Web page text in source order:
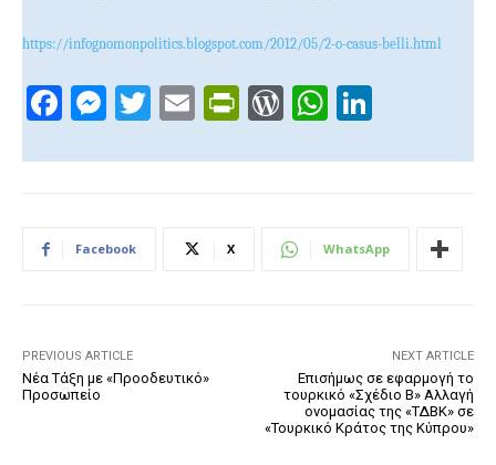
https://infognomonpolitics.blogspot.com/2012/05/2-o-casus-belli.html
F
c
b
k
M
ss
n
T
tt
E
ail
Pr
tF
W
d
e
W
at
A
k
dI
Facebook X WhatsApp
PREVIOUS ARTICLE
Νέα Τάξη με «Προοδευτικό»
Προσωπείο
NEXT ARTICLE
Επισήμως σε εφαρμογή το
τουρκικό «Σχέδιο Β» Αλλαγή
ονομασίας της «ΤΔΒΚ» σε
«Τουρκικό Κράτος της Κύπρου»